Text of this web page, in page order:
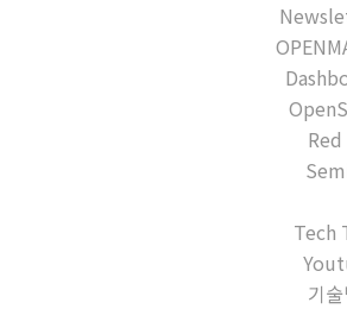
Tech
기